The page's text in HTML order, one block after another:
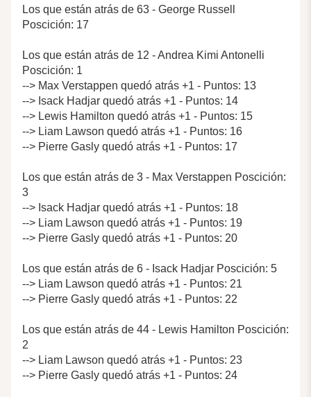
Los que están atrás de 63 - George Russell
Poscición: 17
Los que están atrás de 12 - Andrea Kimi Antonelli
Poscición: 1
--> Max Verstappen quedó atrás +1 - Puntos: 13
--> Isack Hadjar quedó atrás +1 - Puntos: 14
--> Lewis Hamilton quedó atrás +1 - Puntos: 15
--> Liam Lawson quedó atrás +1 - Puntos: 16
--> Pierre Gasly quedó atrás +1 - Puntos: 17
Los que están atrás de 3 - Max Verstappen Poscición:
3
--> Isack Hadjar quedó atrás +1 - Puntos: 18
--> Liam Lawson quedó atrás +1 - Puntos: 19
--> Pierre Gasly quedó atrás +1 - Puntos: 20
Los que están atrás de 6 - Isack Hadjar Poscición: 5
--> Liam Lawson quedó atrás +1 - Puntos: 21
--> Pierre Gasly quedó atrás +1 - Puntos: 22
Los que están atrás de 44 - Lewis Hamilton Poscición:
2
--> Liam Lawson quedó atrás +1 - Puntos: 23
--> Pierre Gasly quedó atrás +1 - Puntos: 24